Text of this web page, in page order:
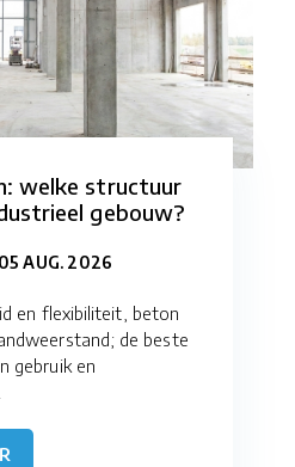
welke structuur
gebouw?
AUG. 2026
en flexibiliteit, beton
de beste
gebruik en